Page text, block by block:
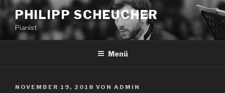
PHILIPP SCHEUCHER
Pianist
Menü
NOVEMBER 19, 2018 VON ADMIN